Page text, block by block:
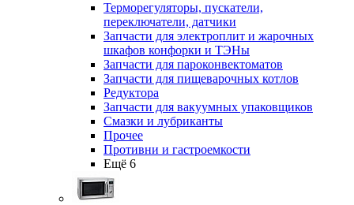
Терморегуляторы, пускатели,
переключатели, датчики
Запчасти для электроплит и жарочных
шкафов конфорки и ТЭНы
Запчасти для пароконвектоматов
Запчасти для пищеварочных котлов
Редуктора
Запчасти для вакуумных упаковщиков
Смазки и лубриканты
Прочее
Противни и гастроемкости
Ещё 6